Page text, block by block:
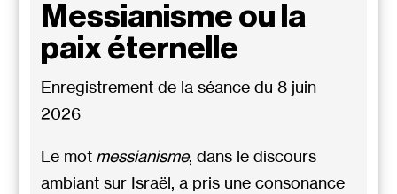
Messianisme ou la
paix éternelle
Enregistrement de la séance du 8 juin
2026
Le mot messianisme, dans le discours
ambiant sur Israël, a pris une consonance